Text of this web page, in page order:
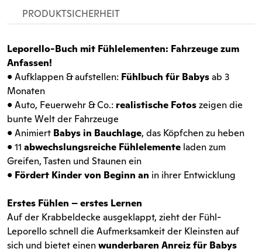
PRODUKTSICHERHEIT
Leporello-Buch mit Fühlelementen: Fahrzeuge zum
Anfassen!
• Aufklappen & aufstellen: Fühlbuch für Babysab 3
Monaten
• Auto, Feuerwehr & Co.: realistische Fotoszeigen die
bunte Welt der Fahrzeuge
• Animiert Babys in Bauchlage, das Köpfchen zu heben
• 11 abwechslungsreiche Fühlelemente laden zum
Greifen, Tasten und Staunen ein
• Fördert Kinder von Beginn an in ihrer Entwicklung
Erstes Fühlen – erstes Lernen
Auf der Krabbeldecke ausgeklappt, zieht der Fühl-
Leporello schnell die Aufmerksamkeit der Kleinsten auf
sich und bietet einenwunderbaren Anreiz für Babys